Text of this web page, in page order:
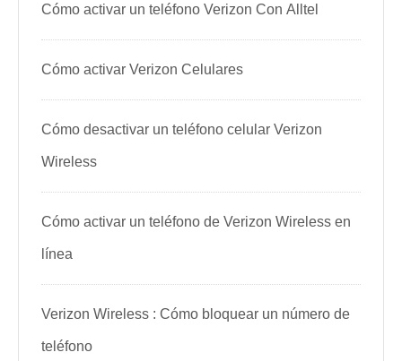
Cómo activar un teléfono Verizon Con Alltel
Cómo activar Verizon Celulares
Cómo desactivar un teléfono celular Verizon
Wireless
Cómo activar un teléfono de Verizon Wireless en
línea
Verizon Wireless : Cómo bloquear un número de
teléfono